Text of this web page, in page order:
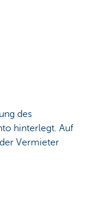
des
hinterlegt. Auf
Vermieter